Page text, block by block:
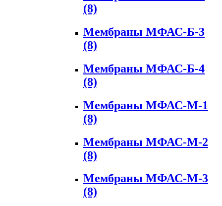
(8)
Мембраны МФАС-Б-3
(8)
Мембраны МФАС-Б-4
(8)
Мембраны МФАС-М-1
(8)
Мембраны МФАС-М-2
(8)
Мембраны МФАС-М-3
(8)